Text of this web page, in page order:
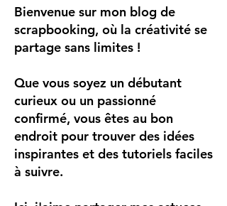
Bienvenue sur mon blog de
scrapbooking, où la créativité se
partage sans limites !
Que vous soyez un débutant
curieux ou un passionné
confirmé, vous êtes au bon
endroit pour trouver des idées
inspirantes et des tutoriels faciles
à suivre.